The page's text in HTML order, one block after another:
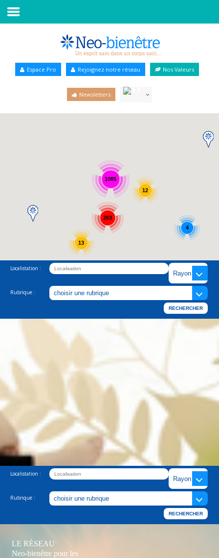
Annuaire Bien-être
Espace Pro Rejoignez notre réseau Nos Valeurs
Newsletters
1085
13
263
4
12
Localistation :
Rubrique :
Localistation :
Rubrique :
LE RÉSEAU
Neo-bienêtre pour les